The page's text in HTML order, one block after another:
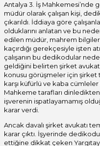
Antalya 3. İş Mahkemesi’nde
müdür olarak çalışan kişi,
çıkarıldı. İddiaya göre
olduklarını anlatan ve bu
edilen müdür, mahrem bilgiler
kaçırdığı gerekçesiyle işten
çalışanın bu dedikodular
geldiğini belirten şirket
konusu görüşmeler için şirket
karşı küfürlü ve kaba
Mahkeme tarafları dinledikten
işverenin ispatlayamamış
karar verdi.
Ancak davalı şirket avukatı
karar çıktı. İşyerinde
ettiğine dikkat çeken